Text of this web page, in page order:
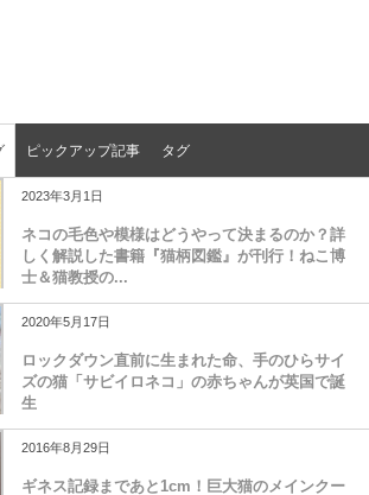
ピックアップ記事 タグ
2023年3月1日
ネコの毛色や模様はどうやって決まるのか？詳
しく解説した書籍『猫柄図鑑』が刊行！ねこ博
士＆猫教授の...
2020年5月17日
ロックダウン直前に生まれた命、手のひらサイ
ズの猫「サビイロネコ」の赤ちゃんが英国で誕
生
2016年8月29日
ギネス記録まであと1cm！巨大猫のメインクー